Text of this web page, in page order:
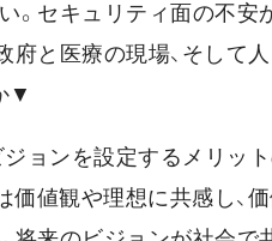
。セキュリティ面の不安
と医療の現場、そして
▼
ジョンを設定するメリッ
価値観や理想に共感し、